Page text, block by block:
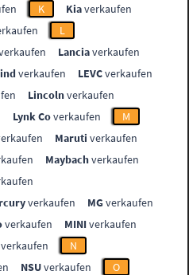
K Kiaverkaufen
L
Lanciaverkaufen
verkaufen LEVCverkaufen
Lincolnverkaufen
Lynk Coverkaufen
M
Maruti verkaufen
Maybachverkaufen
verkaufen MGverkaufen
verkaufen MINIverkaufen
verkaufen
N
NSUverkaufen
O